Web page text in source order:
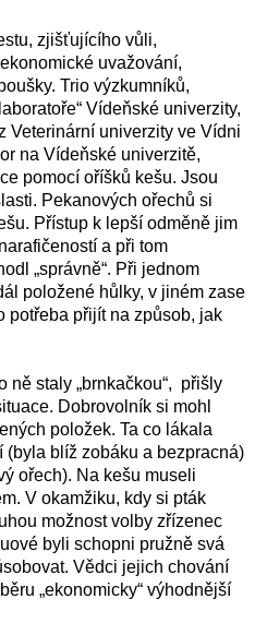
zjišťujícího vůli,
uvažování,
Trio výzkumníků,
Vídeňské univerzity,
Veterinární univerzity ve Vídni
na Vídeňské univerzitě,
pomocí oříšků kešu. Jsou
Pekanových ořechů si
Přístup k lepší odměně jim
a při tom
„správně“. Při jednom
položené hůlky, v jiném zase
potřeba přijít na způsob, jak
ně staly „brnkačkou“, přišly
Dobrovolník si mohl
položek. Ta co lákala
(byla blíž zobáku a bezpracná)
ořech). Na kešu museli
V okamžiku, kdy si pták
možnost volby zřízenec
byli schopni pružně svá
Vědci jejich chování
„ekonomicky“ výhodnější